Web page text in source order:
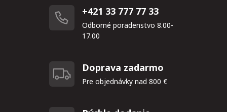
+421 33 777 77 33
Odborné poradenstvo 8.00-
17.00
Doprava zadarmo
Pre objednávky nad 800 €